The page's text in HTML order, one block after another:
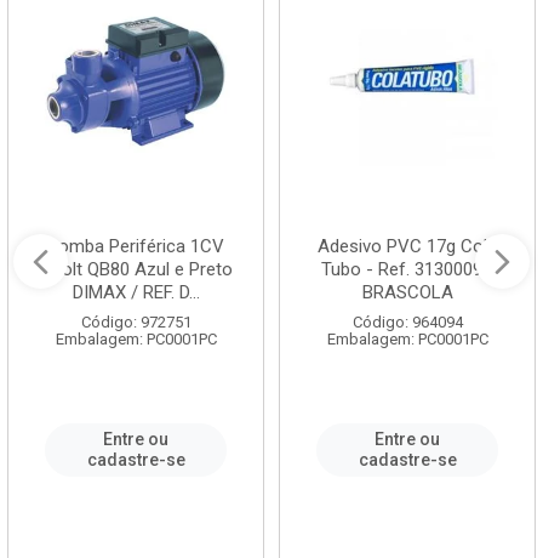
Bomba Periférica 1CV
Bivolt QB80 Azul e Preto
DIMAX / REF. D...
Código: 972751
Embalagem: PC0001PC
Entre ou
cadastre-se
Adesivo PVC 17g Cola
Tubo - Ref. 3130009 -
BRASCOLA
Código: 964094
Embalagem: PC0001PC
Entre ou
cadastre-se